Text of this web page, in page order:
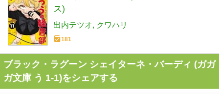
ス)
出内テツオ クワハリ
181
ブラック・ラグーン シェイターネ・バーディ (ガガ
ガ文庫 う 1-1)をシェアする